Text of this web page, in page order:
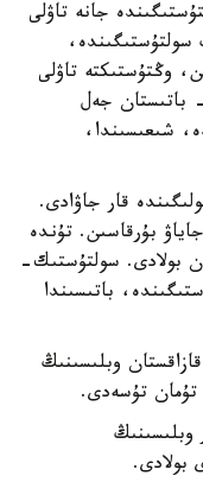
جانە تاۋلى
سولتۇستىگىندە،
وڭتۇستىكتە تاۋلى
باتىستان جەل
شىعىسىندا،
قار جاۋادى.
بۇرقاسىن. تۇندە
بولادى. سولتۇستىك-
باتىسىندا
وبلىسىنىڭ
تۇمان تۇسەدى.
وبلىسىنىڭ
بولادى.